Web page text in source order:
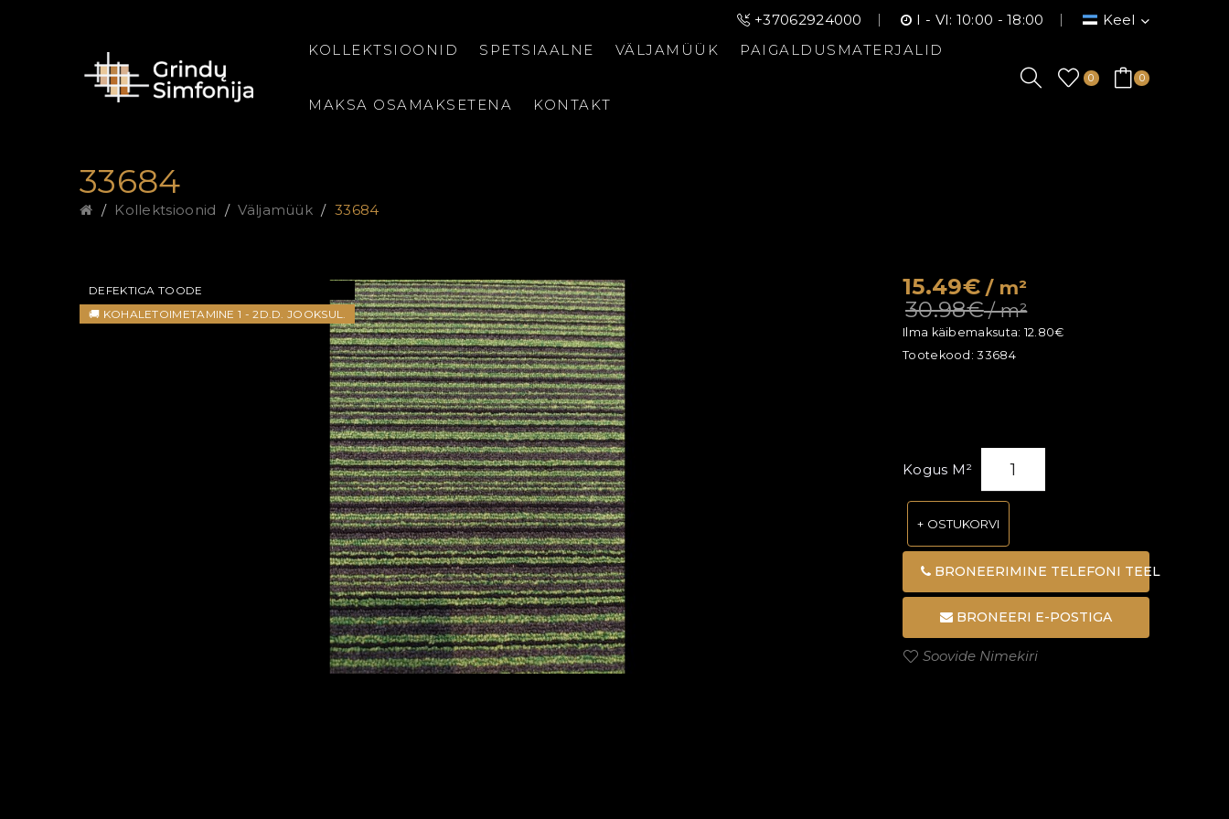
+37062924000 I - VI: 10:00 - 18:00
Keel
KOLLEKTSIOONID
SPETSIAALNE VÄLJAMÜÜK PAIGALDUSMATERJALID
MAKSA OSAMAKSETENA KONTAKT
0 0
33684
Kollektsioonid Väljamüük 33684
DEFEKTIGA TOODE
🚚 KOHALETOIMETAMINE 1 - 2D.D. JOOKSUL.
15.49€/ m²
30.98€/ m²
Ilma käibemaksuta: 12.80€
Tootekood:33684
Kogus M²
OSTUKORVI
BRONEERIMINE TELEFONI TEEL
BRONEERI E-POSTIGA
Soovide Nimekiri